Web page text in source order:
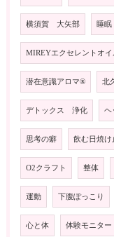
横須賀 大矢部 睡眠
MIREYエクセレントオイ
潜在意識アロマ®️ 北
デトックス 浄化 ヘ
思考の癖 飲む日焼け
O2クラフト 整体
運動 下腹ぽっこり
心と体 体験モニター